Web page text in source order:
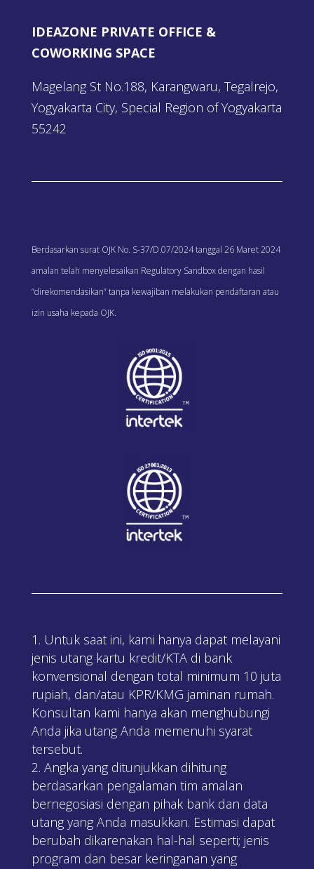
IDEAZONE PRIVATE OFFICE &
COWORKING SPACE
Magelang St No.188, Karangwaru, Tegalrejo,
Yogyakarta City, Special Region of Yogyakarta
55242
Berdasarkan surat OJK No. S-37/D.07/2024 tanggal 26 Maret 2024
amalan telah menyelesaikan Regulatory Sandbox dengan hasil
“direkomendasikan” tanpa kewajiban melakukan pendaftaran atau
izin usaha kepada OJK.
Untuk saat ini, kami hanya dapat melayani
jenis utang kartu kredit/KTA di bank
konvensional dengan total minimum 10 juta
rupiah, dan/atau KPR/KMG jaminan rumah.
Konsultan kami hanya akan menghubungi
Anda jika utang Anda memenuhi syarat
tersebut.
Angka yang ditunjukkan dihitung
berdasarkan pengalaman tim amalan
bernegosiasi dengan pihak bank dan data
utang yang Anda masukkan. Estimasi dapat
berubah dikarenakan hal-hal seperti; jenis
program dan besar keringanan yang